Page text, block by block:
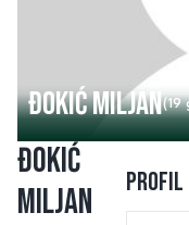
Đokić Miljan(19
Đokić
Miljan
Profil